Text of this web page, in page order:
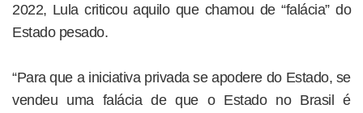
2022, Lula criticou aquilo que chamou de “falácia” do
Estado pesado.
“Para que a iniciativa privada se apodere do Estado, se
vendeu uma falácia de que o Estado no Brasil é